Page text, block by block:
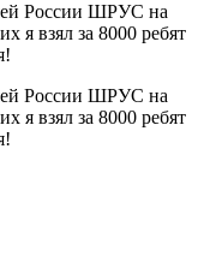
России ШРУС на
я взял за 8000 ребят
России ШРУС на
я взял за 8000 ребят